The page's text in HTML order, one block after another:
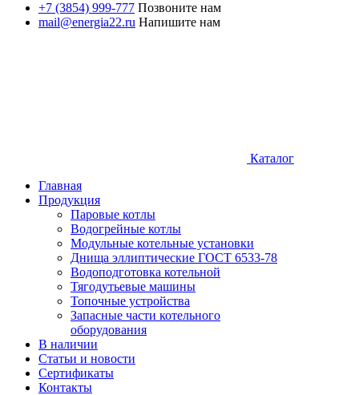
+7 (3854) 999-777 Позвоните нам
mail@energia22.ru Напишите нам
Каталог
Главная
Продукция
Паровые котлы
Водогрейные котлы
Модульные котельные установки
Днища эллиптические ГОСТ 6533-78
Водоподготовка котельной
Тягодутьевые машины
Топочные устройства
Запасные части котельного
оборудования
В наличии
Статьи и новости
Сертификаты
Контакты